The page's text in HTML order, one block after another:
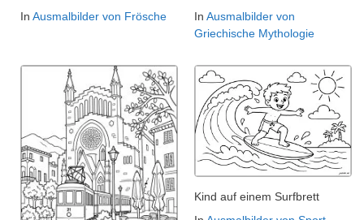
In Ausmalbilder von Frösche
In Ausmalbilder von
Griechische Mythologie
Kind auf einem Surfbrett